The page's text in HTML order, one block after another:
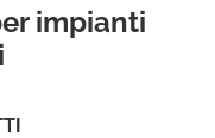
impianti